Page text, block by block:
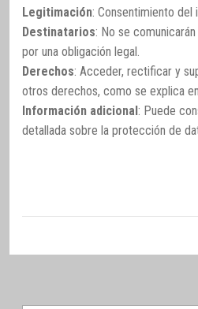
Legitimación: Consentimiento del
Destinatarios: No se
por una obligación legal.
Derechos: Acceder, rectificar y
otros derechos, como se explica
Información adicional: Puede
detallada sobre la protección de